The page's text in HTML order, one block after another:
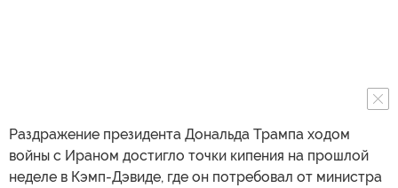
Раздражение президента Дональда Трампа ходом
войны с Ираном достигло точки кипения на прошлой
неделе в Кэмп-Дэвиде, где он потребовал от министра